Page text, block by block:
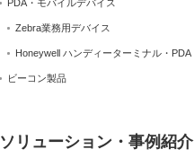
PDA・モバイルデバイス
Zebra業務用デバイス
Honeywell ハンディーターミナル・PDA
ビーコン製品
ソリューション・事例紹介